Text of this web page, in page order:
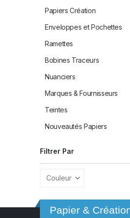
Papiers Création
Enveloppes et Pochettes
Ramettes
Bobines Traceurs
Nuanciers
Marques & Fournisseurs
Teintes
Nouveautés Papiers
Filtrer Par
Papier &